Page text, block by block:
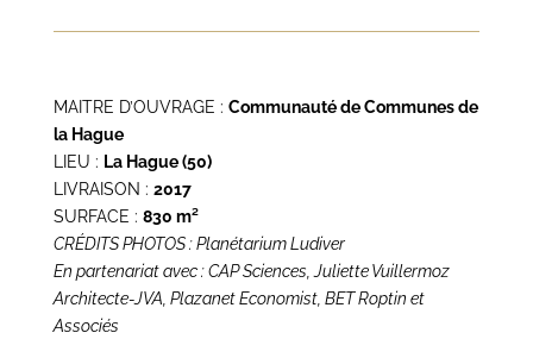
MAITRE D’OUVRAGE : Communauté de Communes de
la Hague
LIEU : La Hague (50)
LIVRAISON : 2017
SURFACE : 830 m²
CRÉDITS PHOTOS : Planétarium Ludiver
En partenariat avec : CAP Sciences, Juliette Vuillermoz
Architecte-JVA, Plazanet Economist, BET Roptin et
Associés